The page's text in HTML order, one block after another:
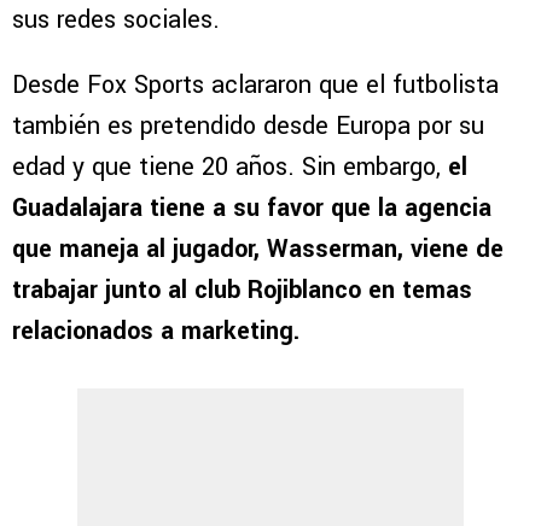
sus redes sociales.
Desde Fox Sports aclararon que el futbolista
también es pretendido desde Europa por su
edad y que tiene 20 años. Sin embargo, el
Guadalajara tiene a su favor que la agencia
que maneja al jugador, Wasserman, viene de
trabajar junto al club Rojiblanco en temas
relacionados a marketing.